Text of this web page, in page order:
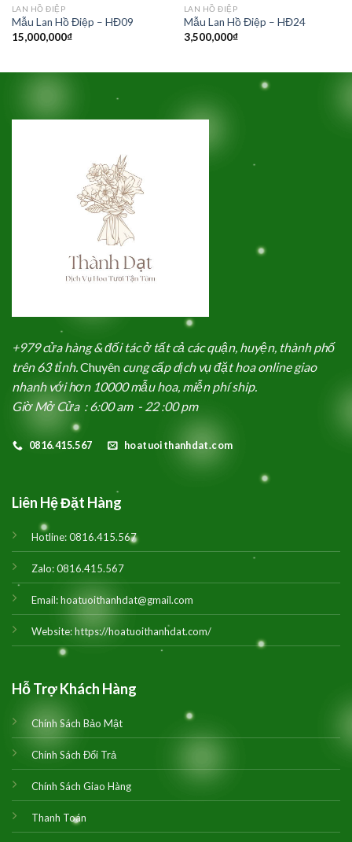
LAN HỒ ĐIỆP
Mẫu Lan Hồ Điệp – HĐ09
15,000,000₫
LAN HỒ ĐIỆP
Mẫu Lan Hồ Điệp – HĐ24
3,500,000₫
+979 cửa hàng & đối tác ở tất cả các quận, huyện, thành phố
trên 63 tỉnh.Chuyên cung cấp dịch vụ đặt hoa online giao
nhanh với hơn 10000 mẫu hoa, miễn phí ship.
Giờ Mở Cửa : 6:00 am - 22 :00 pm
0816.415.567 hoatuoithanhdat.com
Liên Hệ Đặt Hàng
Hotline:0816.415.567
Zalo:0816.415.567
Email:hoatuoithanhdat@gmail.com
Website:https://hoatuoithanhdat.com/
Hỗ Trợ Khách Hàng
Chính Sách Bảo Mật
Chính Sách Đổi Trả
Chính Sách Giao Hàng
Thanh Toán